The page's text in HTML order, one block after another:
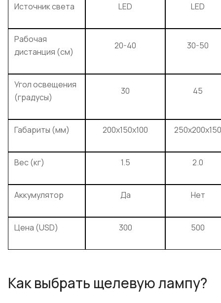
Источник света LED LED
Рабочая
дистанция (см)
20-40 30-50
Угол освещения
(градусы)
30 45
Габариты (мм) 200x150x100 250x200x150
Вес (кг) 1.5 2.0
Аккумулятор Да Нет
Цена (USD) 300 500
Как выбрать щелевую лампу?